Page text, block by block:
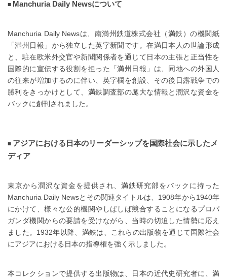
Manchuria Daily Newsについて
Manchuria Daily Newsは、南満州鉄道株式会社（満鉄）の機関紙
「満州日報」から独立した英字新聞です。在満日本人の世論形成
と、駐在欧米外交官や新聞関係者を通じて日本の主張と正当性を
国際的に宣伝する役割を担った「満州日報」は、同地への外国人
の往来が増加するのに伴い、英字欄を創設、その後日露戦争での
勝利をきっかけとして、満鉄調査部の厖大な情報と潤沢な資金を
バックに創刊されました。
アジアにおける日本のリーダーシップを国際社会に示したメ
ディア
東京から潤沢な資金を提供され、満鉄研究部をバックに持った
Manchuria Daily Newsとその関連タイトルは、1908年から1940年
にかけて、様々な公的機関やしばしば競合することになるプロパ
ガンダ機関からの要請を受けながら、当時の切迫した情勢に応え
ました。1932年以降、満鉄は、これらの出版物を通じて国際社会
にアジアにおける日本の指導権を強く示しました。
本コレクションで提供する出版物は、日本の近代史研究者に、満